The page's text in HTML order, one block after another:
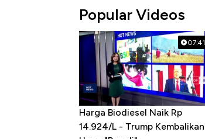
Popular Videos
07:41
Harga Biodiesel Naik Rp
14.924/L - Trump Kembalikan